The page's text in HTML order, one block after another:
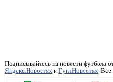
Подписывайтесь на новости футбола
Яндекс.Новостях и Гугл.Новостях .